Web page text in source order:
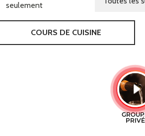
seulement
COURS DE CUISINE